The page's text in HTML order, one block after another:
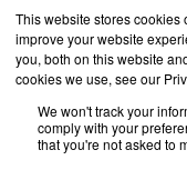
This website stores cookies
improve your website
you, both on this website
cookies we use, see our
We won't track your
comply with your
that you're not asked to